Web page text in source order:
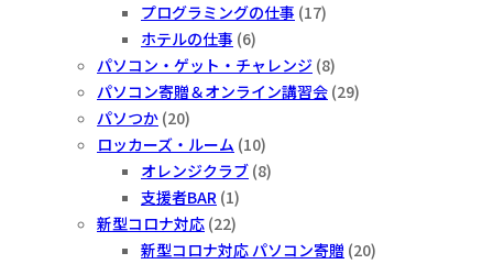
プログラミングの仕事 (17)
ホテルの仕事 (6)
パソコン・ゲット・チャレンジ (8)
パソコン寄贈＆オンライン講習会 (29)
パソつか (20)
ロッカーズ・ルーム (10)
オレンジクラブ (8)
支援者BAR (1)
新型コロナ対応 (22)
新型コロナ対応 パソコン寄贈 (20)